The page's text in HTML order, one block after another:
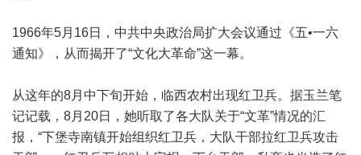
1966年5月16日，中共中央政治局扩大会议通过《五•一六
通知》，从而揭开了“文化大革命”这一幕。
从这年的8月中下旬开始，临西农村出现红卫兵。据玉兰笔
记记载，8月20日，她听取了各大队关于“文革”情况的汇
报，“下堡寺南镇开始组织红卫兵，大队干部拉红卫兵攻击